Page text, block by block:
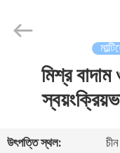
মিশ্র
উৎপত্তি স্থল:
চীন